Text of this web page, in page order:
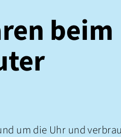
beim
um die Uhr und